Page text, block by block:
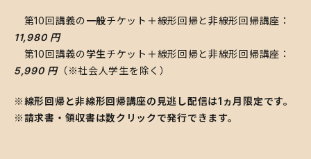
第10回講義の一般チケット＋線形回帰と非線形回帰講座：
11,980 円
第10回講義の学生チケット＋線形回帰と非線形回帰講座：
5,990 円（※社会人学生を除く）
※線形回帰と非線形回帰講座の見逃し配信は1ヵ月限定です。
※請求書・領収書は数クリックで発行できます。